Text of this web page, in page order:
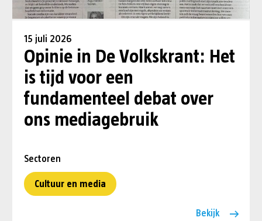
15 juli 2026
Opinie in De Volkskrant: Het
is tijd voor een
fundamenteel debat over
ons mediagebruik
Sectoren
Cultuur en media
Bekijk